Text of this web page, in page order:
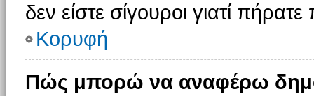
δεν είστε σίγουροι γιατί
Κορυφή
Πώς μπορώ να αναφέρω